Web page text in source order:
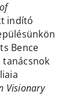
indító
Bence
Visionary